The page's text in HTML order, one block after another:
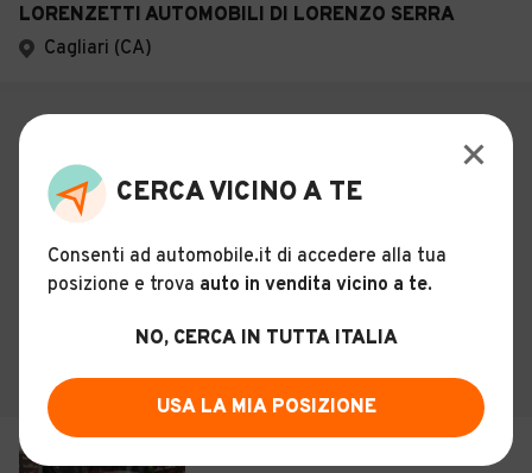
LORENZETTI AUTOMOBILI DI LORENZO SERRA
Cagliari (CA)
CERCA VICINO A TE
Consenti ad automobile.it di accedere alla tua
posizione e trova auto in vendita vicino a te.
NO, CERCA IN TUTTA ITALIA
USA LA MIA POSIZIONE